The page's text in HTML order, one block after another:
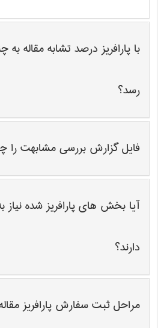
با پارافریز درصد تشابه مقاله
رسد؟
فایل گزارش بررسی مشابهت را
آیا بخش های پارافریز شده
دارند؟
مراحل ثبت سفارش پارافریز